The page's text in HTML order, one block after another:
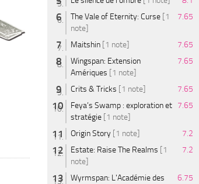
The Vale of Eternity: Curse [1
note]
7.65
Maitshin [1 note]
7.65
Wingspan: Extension
Amériques [1 note]
7.65
Crits & Tricks [1 note]
7.65
Feya’s Swamp : exploration et
stratégie [1 note]
7.65
Origin Story [1 note]
7.2
Estate: Raise The Realms [1
note]
7.2
Wyrmspan: L'Académie des
6.75